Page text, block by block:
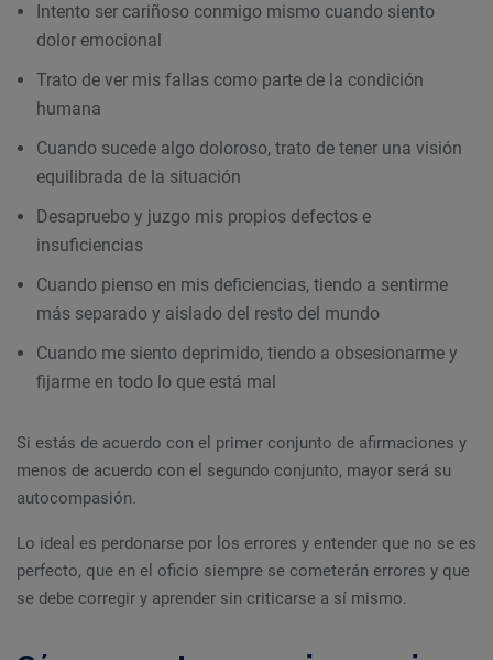
Intento ser cariñoso conmigo mismo cuando siento
dolor emocional
Trato de ver mis fallas como parte de la condición
humana
Cuando sucede algo doloroso, trato de tener una visión
equilibrada de la situación
Desapruebo y juzgo mis propios defectos e
insuficiencias
Cuando pienso en mis deficiencias, tiendo a sentirme
más separado y aislado del resto del mundo
Cuando me siento deprimido, tiendo a obsesionarme y
fijarme en todo lo que está mal
Si estás de acuerdo con el primer conjunto de afirmaciones y
menos de acuerdo con el segundo conjunto, mayor será su
autocompasión.
Lo ideal es perdonarse por los errores y entender que no se es
perfecto, que en el oficio siempre se cometerán errores y que
se debe corregir y aprender sin criticarse a sí mismo.